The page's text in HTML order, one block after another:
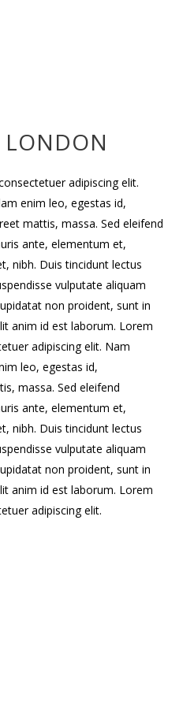
LONDON
adipiscing elit.
enim leo, egestas id,
mattis, massa. Sed eleifend
ante, elementum et,
nibh. Duis tincidunt lectus
vulputate aliquam
non proident, sunt in
anim id est laborum. Lorem
adipiscing elit. Nam
leo, egestas id,
massa. Sed eleifend
ante, elementum et,
nibh. Duis tincidunt lectus
vulputate aliquam
non proident, sunt in
anim id est laborum. Lorem
adipiscing elit.